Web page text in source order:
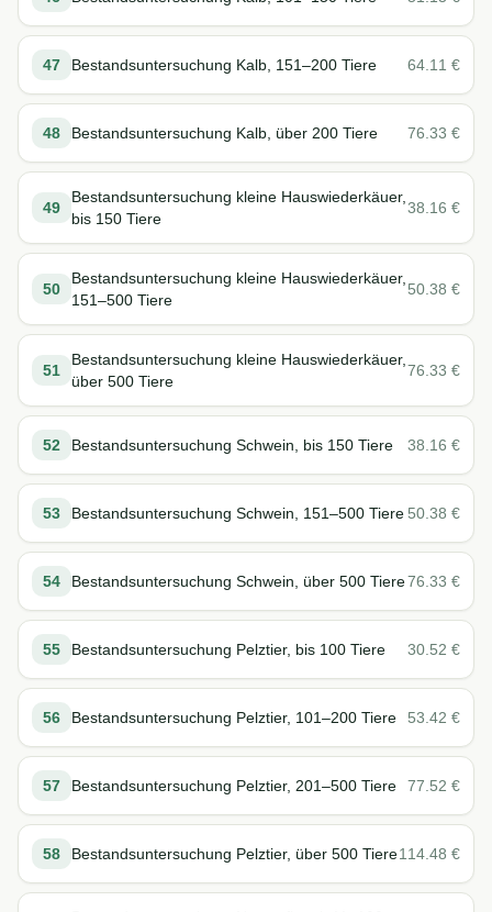
47 Bestandsuntersuchung Kalb, 151–200 Tiere 64.11 €
48 Bestandsuntersuchung Kalb, über 200 Tiere 76.33 €
49
Bestandsuntersuchung kleine Hauswiederkäuer,
bis 150 Tiere
38.16 €
50
Bestandsuntersuchung kleine Hauswiederkäuer,
151–500 Tiere
50.38 €
51
Bestandsuntersuchung kleine Hauswiederkäuer,
über 500 Tiere
76.33 €
52 Bestandsuntersuchung Schwein, bis 150 Tiere 38.16 €
53 Bestandsuntersuchung Schwein, 151–500 Tiere 50.38 €
54 Bestandsuntersuchung Schwein, über 500 Tiere76.33 €
55 Bestandsuntersuchung Pelztier, bis 100 Tiere 30.52 €
56 Bestandsuntersuchung Pelztier, 101–200 Tiere 53.42 €
57 Bestandsuntersuchung Pelztier, 201–500 Tiere 77.52 €
58 Bestandsuntersuchung Pelztier, über 500 Tiere114.48 €